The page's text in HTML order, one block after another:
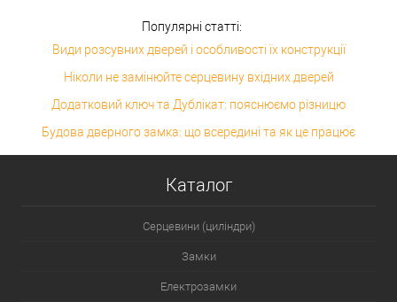
Популярні статті:
Види розсувних дверей і особливості їх конструкції
Ніколи не замінюйте серцевину вхідних дверей
Додатковий ключ та Дублікат: пояснюємо різницю
Будова дверного замка: що всередині та як це працює
Каталог
Серцевини (циліндри)
Замки
Електрозамки